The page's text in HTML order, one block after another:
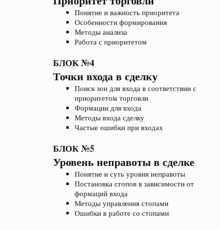
Понятие и важность приоритета
Особенности формирования
Методы анализа
Работа с приоритетом
БЛОК №4
Точки входа в сделку
Поиск зон для входа в соответствии с
приоритетом торговли
Формации для входа
Методы входа сделку
Частые ошибки при входах
БЛОК №5
Уровень неправоты в сделке
Понятие и суть уровня неправоты
Постановка стопов в зависимости от
формаций входа
Методы управления стопами
Ошибки в работе со стопами